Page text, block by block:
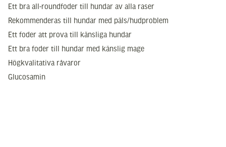
Ett bra all-roundfoder till hundar av alla raser
Rekommenderas till hundar med päls/hudproblem
Ett foder att prova till känsliga hundar
Ett bra foder till hundar med känslig mage
Högkvalitativa råvaror
Glucosamin